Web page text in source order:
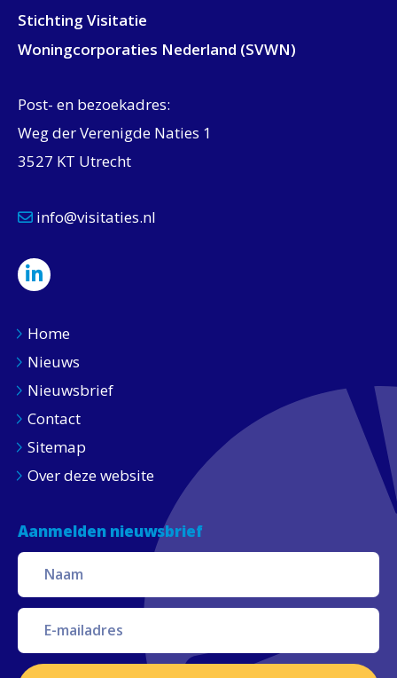
Stichting Visitatie
Woningcorporaties Nederland (SVWN)
Post- en bezoekadres:
Weg der Verenigde Naties 1
3527 KT Utrecht
info@visitaties.nl
Home
Nieuws
Nieuwsbrief
Contact
Sitemap
Over deze website
Aanmelden nieuwsbrief